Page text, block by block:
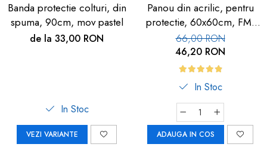
Banda protectie colturi, din
spuma, 90cm, mov pastel
de la 33,00 RON
In Stoc
VEZI VARIANTE
Panou din acrilic, pentru
protectie, 60x60cm, FM-
113
66,00 RON
46,20 RON
In Stoc
ADAUGA IN COS